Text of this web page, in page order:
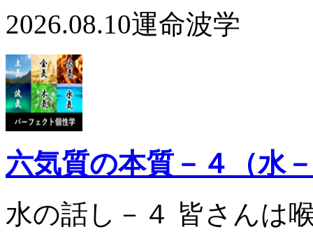
2026.08.10運命波学
六気質の本質－４（水
水の話し－４ 皆さんは